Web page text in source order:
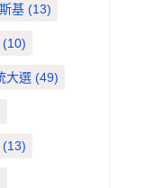
基(13)
大選(49)